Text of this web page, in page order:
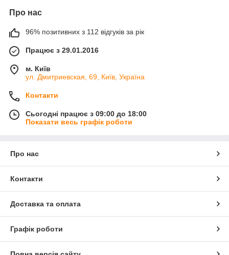
Про нас
96% позитивних з 112 відгуків за рік
Працює з 29.01.2016
м. Київ
ул. Дмитриевская, 69, Київ, Україна
Контакти
Сьогодні працює з 09:00 до 18:00
Показати весь графік роботи
Про нас
Контакти
Доставка та оплата
Графік роботи